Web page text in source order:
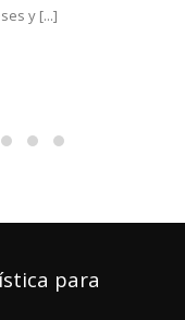
y [...]
para